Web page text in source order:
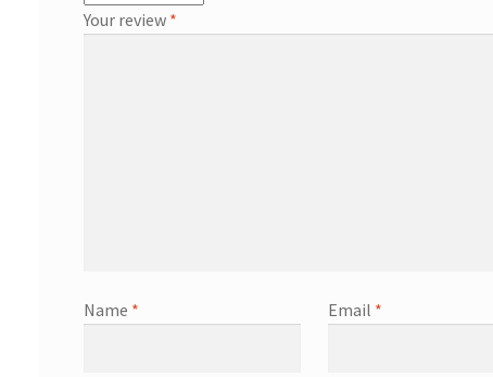
Your review *
Name * Email *